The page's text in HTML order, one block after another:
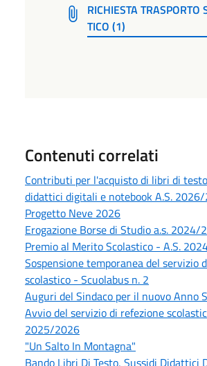
RICHIESTA TRASPORTO
TICO (1)
Contenuti correlati
Contributi per l'acquisto di libri di
didattici digitali e notebook A.S.
Progetto Neve 2026
Erogazione Borse di Studio a.s. 2024/
Premio al Merito Scolastico - A.S.
Sospensione temporanea del servizio
scolastico - Scuolabus n. 2
Auguri del Sindaco per il nuovo Anno
Avvio del servizio di refezione
2025/2026
"Un Salto In Montagna"
Bando Libri Di Testo, Sussidi Didattici